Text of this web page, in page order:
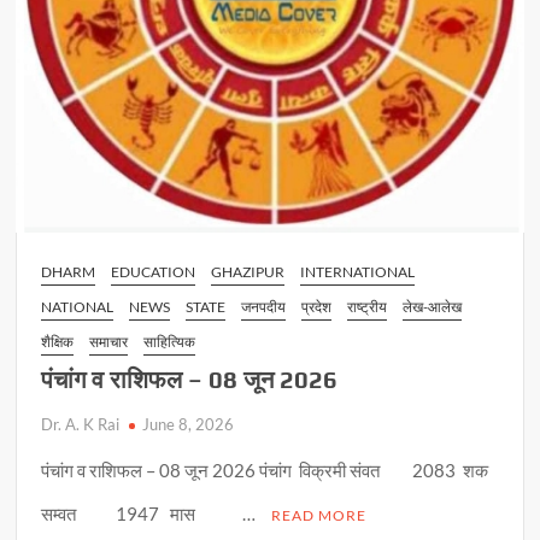
DHARM EDUCATION GHAZIPUR
INTERNATIONAL
NATIONAL
NEWS STATE जनपदीय प्रदेश राष्ट्रीय
लेख-आलेख
शैक्षिक
समाचार साहित्यिक
पंचांग व राशिफल – 08 जून 2026
Dr. A. K Rai June 8, 2026
पंचांग व राशिफल – 08 जून 2026 पंचांग विक्रमी संवत 2083 शक
सम्वत 1947 मास …
READ MORE